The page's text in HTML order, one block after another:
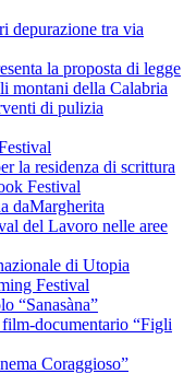
tra via
la proposta di legge
montani della Calabria
di pulizia
la residenza di scrittura
Festival
daMargherita
del Lavoro nelle aree
di Utopia
Festival
“Sanasàna”
documentario “Figli
Coraggioso”